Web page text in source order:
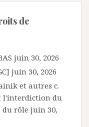
de
juin 30, 2026
juin 30, 2026
et autres c.
l'interdiction du
du rôle juin 30,